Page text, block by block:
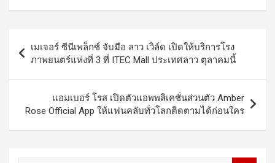
navigation
เมเจอร์ ซีนีเพล็กซ์ จับมือ ลาว เวิล์ด เปิดให้บริการโรง
ภาพยนตร์แห่งที่ 3 ที่ ITEC Mall ประเทศลาว ตุลาคมนี้
แอมเบอร์ โรส เปิดตัวแอพพลิเคชั่นส่วนตัว Amber
Rose Official App ให้แฟนคลับทั่วโลกติดตามได้ก่อนใคร